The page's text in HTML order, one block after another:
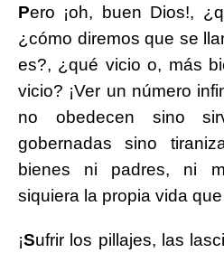
Pero ¡oh, buen Dios!,
¿cómo diremos que se
es?, ¿qué vicio o, más
vicio? ¡Ver un número
no obedecen sino
gobernadas sino
bienes ni padres, ni
siquiera la propia vida
¡Sufrir los pillajes, las